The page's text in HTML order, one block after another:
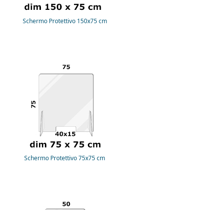
Schermo Protettivo 150x75 cm
Schermo Protettivo 75x75 cm